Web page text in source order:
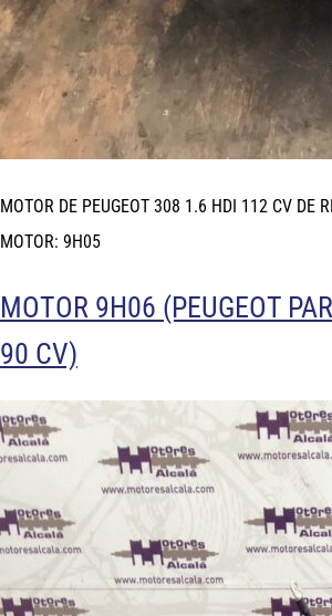
MOTOR DE PEUGEOT 308 1.6 HDI 112 CV DE
MOTOR: 9H05
MOTOR 9H06 (PEUGEOT
90 CV)